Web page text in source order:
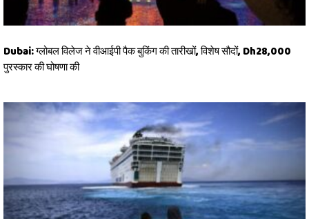
Dubai: ग्लोबल विलेज ने वीआईपी पैक बुकिंग की तारीखों, विशेष सौदों, Dh28,000
पुरस्कार की घोषणा की